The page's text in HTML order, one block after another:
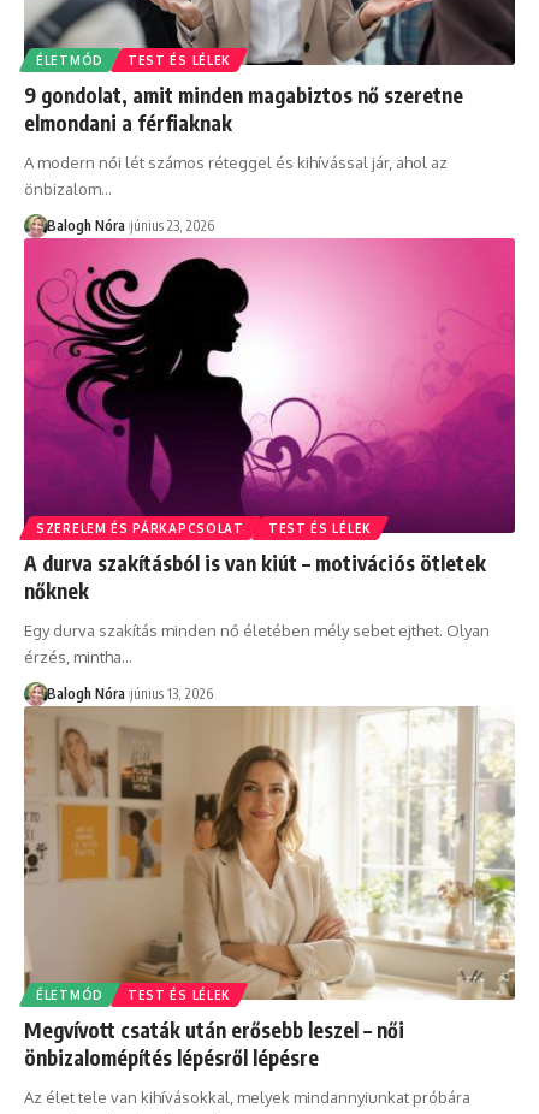
ÉLETMÓD TEST ÉS LÉLEK
9 gondolat, amit minden magabiztos nő szeretne
elmondani a férfiaknak
A modern női lét számos réteggel és kihívással jár, ahol az
önbizalom…
Balogh Nóra június 23, 2026
SZERELEM ÉS PÁRKAPCSOLAT TEST ÉS LÉLEK
A durva szakításból is van kiút – motivációs ötletek
nőknek
Egy durva szakítás minden nő életében mély sebet ejthet. Olyan
érzés, mintha…
Balogh Nóra június 13, 2026
ÉLETMÓD TEST ÉS LÉLEK
Megvívott csaták után erősebb leszel – női
önbizalomépítés lépésről lépésre
Az élet tele van kihívásokkal, melyek mindannyiunkat próbára